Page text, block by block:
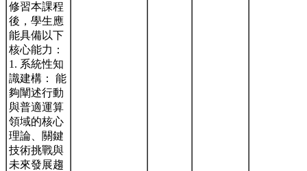
修習本課程
後，學生應
能具備以下
核心能力：
1. 系統性知
識建構： 能
夠闡述行動
與普適運算
領域的核心
理論、關鍵
技術挑戰與
未來發展趨